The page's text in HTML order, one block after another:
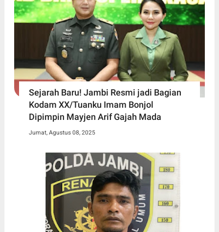
Sejarah Baru! Jambi Resmi jadi Bagian
Kodam XX/Tuanku Imam Bonjol
Dipimpin Mayjen Arif Gajah Mada
Jumat, Agustus 08, 2025